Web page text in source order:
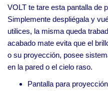
VOLT te tare esta pantalla de
Simplemente despliégala y
utilices, la misma queda
acabado mate evita que el
o su proyección, posee
en la pared o el cielo raso.
Pantalla para